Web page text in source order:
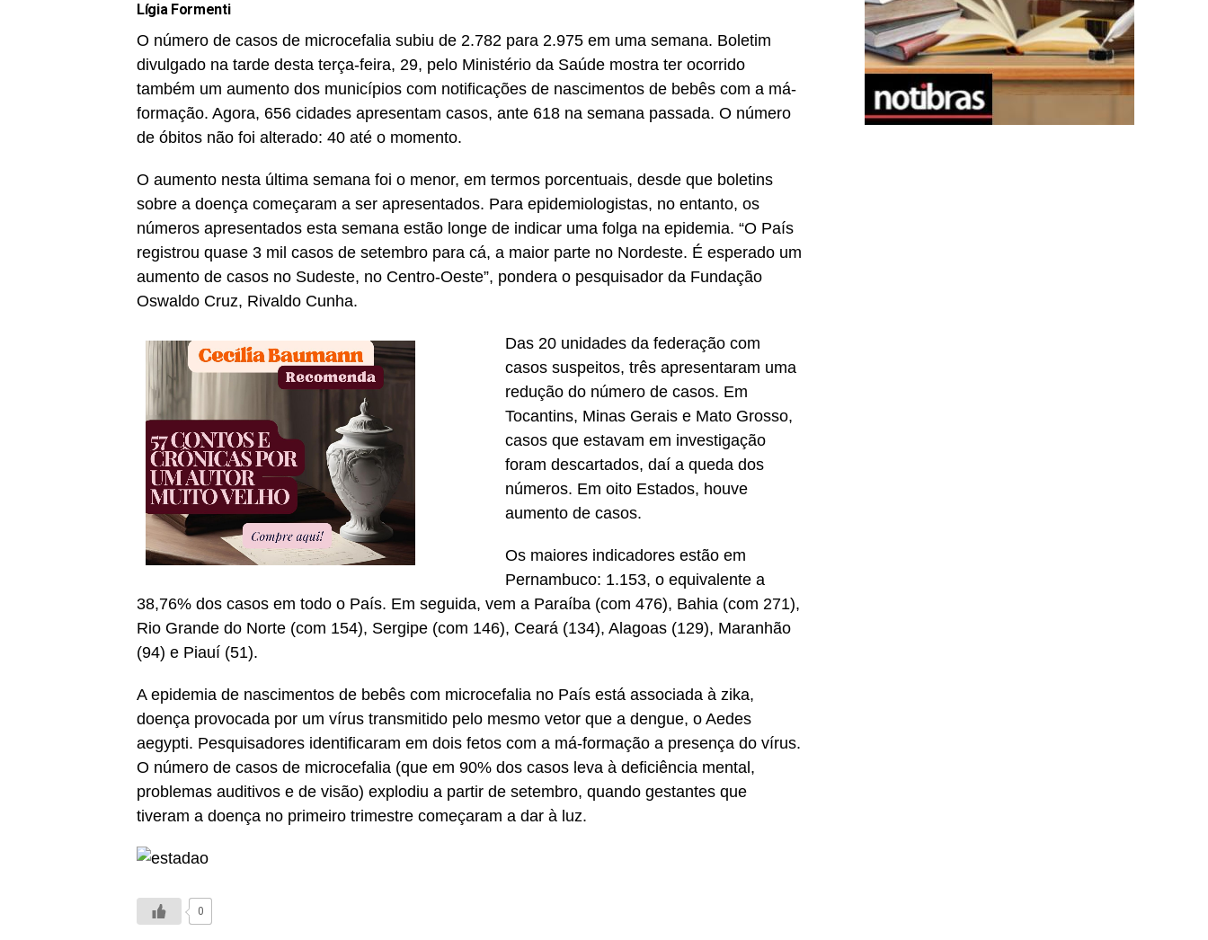
Lígia Formenti
O número de casos de microcefalia subiu de 2.782 para 2.975 em uma semana. Boletim
divulgado na tarde desta terça-feira, 29, pelo Ministério da Saúde mostra ter ocorrido
também um aumento dos municípios com notificações de nascimentos de bebês com a má-
formação. Agora, 656 cidades apresentam casos, ante 618 na semana passada. O número
de óbitos não foi alterado: 40 até o momento.
O aumento nesta última semana foi o menor, em termos porcentuais, desde que boletins
sobre a doença começaram a ser apresentados. Para epidemiologistas, no entanto, os
números apresentados esta semana estão longe de indicar uma folga na epidemia. “O País
registrou quase 3 mil casos de setembro para cá, a maior parte no Nordeste. É esperado um
aumento de casos no Sudeste, no Centro-Oeste”, pondera o pesquisador da Fundação
Oswaldo Cruz, Rivaldo Cunha.
Das 20 unidades da federação com
casos suspeitos, três apresentaram uma
redução do número de casos. Em
Tocantins, Minas Gerais e Mato Grosso,
casos que estavam em investigação
foram descartados, daí a queda dos
números. Em oito Estados, houve
aumento de casos.
Os maiores indicadores estão em
Pernambuco: 1.153, o equivalente a
38,76% dos casos em todo o País. Em seguida, vem a Paraíba (com 476), Bahia (com 271),
Rio Grande do Norte (com 154), Sergipe (com 146), Ceará (134), Alagoas (129), Maranhão
(94) e Piauí (51).
A epidemia de nascimentos de bebês com microcefalia no País está associada à zika,
doença provocada por um vírus transmitido pelo mesmo vetor que a dengue, o Aedes
aegypti. Pesquisadores identificaram em dois fetos com a má-formação a presença do vírus.
O número de casos de microcefalia (que em 90% dos casos leva à deficiência mental,
problemas auditivos e de visão) explodiu a partir de setembro, quando gestantes que
tiveram a doença no primeiro trimestre começaram a dar à luz.
0